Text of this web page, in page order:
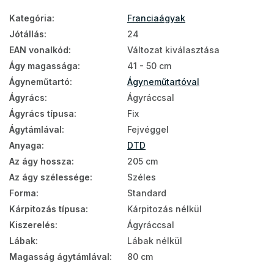
Kategória:
Franciaágyak
Jótállás:
24
EAN vonalkód:
Változat kiválasztása
Ágy magassága:
41 - 50 cm
Ágyneműtartó:
Ágyneműtartóval
Ágyrács:
Ágyráccsal
Ágyrács típusa:
Fix
Ágytámlával:
Fejvéggel
Anyaga:
DTD
Az ágy hossza:
205 cm
Az ágy szélessége:
Széles
Forma:
Standard
Kárpitozás típusa:
Kárpitozás nélkül
Kiszerelés:
Ágyráccsal
Lábak:
Lábak nélkül
Magasság ágytámlával:
80 cm